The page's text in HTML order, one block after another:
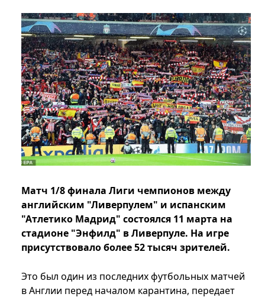
Матч 1/8 финала Лиги чемпионов между
английским "Ливерпулем" и испанским
"Атлетико Мадрид" состоялся 11 марта на
стадионе "Энфилд" в Ливерпуле. На игре
присутствовало более 52 тысяч зрителей.
Это был один из последних футбольных матчей
в Англии перед началом карантина, передает